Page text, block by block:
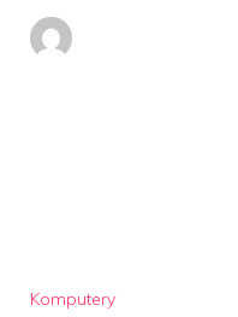
Komputery